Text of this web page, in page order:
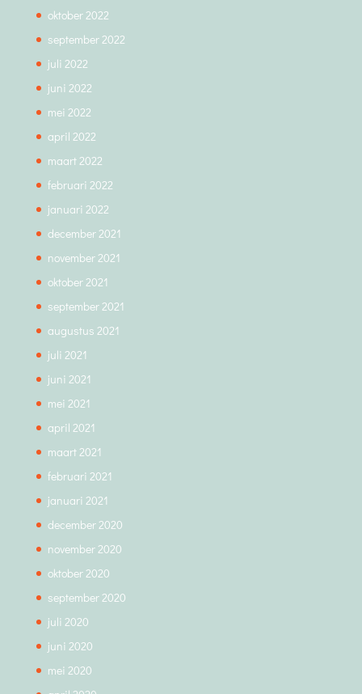
oktober 2022
september 2022
juli 2022
juni 2022
mei 2022
april 2022
maart 2022
februari 2022
januari 2022
december 2021
november 2021
oktober 2021
september 2021
augustus 2021
juli 2021
juni 2021
mei 2021
april 2021
maart 2021
februari 2021
januari 2021
december 2020
november 2020
oktober 2020
september 2020
juli 2020
juni 2020
mei 2020